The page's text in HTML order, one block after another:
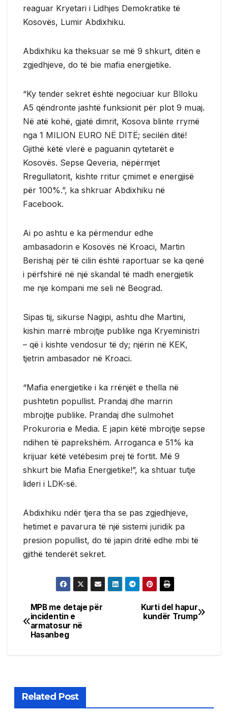
reaguar Kryetari i Lidhjes Demokratike të
Kosovës, Lumir Abdixhiku.
Abdixhiku ka theksuar se më 9 shkurt, ditën e
zgjedhjeve, do të bie mafia energjetike.
“Ky tender sekret është negociuar kur Blloku
A5 qëndronte jashtë funksionit për plot 9 muaj.
Në atë kohë, gjatë dimrit, Kosova blinte rrymë
nga 1 MILION EURO NË DITË; secilën ditë!
Gjithë këtë vlerë e paguanin qytetarët e
Kosovës. Sepse Qeveria, nëpërmjet
Rregullatorit, kishte rritur çmimet e energjisë
për 100%.”, ka shkruar Abdixhiku në
Facebook.
Ai po ashtu e ka përmendur edhe
ambasadorin e Kosovës në Kroaci, Martin
Berishaj për të cilin është raportuar se ka qenë
i përfshirë në një skandal të madh energjetik
me nje kompani me seli në Beograd.
Sipas tij, sikurse Nagipi, ashtu dhe Martini,
kishin marrë mbrojtje publike nga Kryeministri
– që i kishte vendosur të dy; njërin në KEK,
tjetrin ambasador në Kroaci.
“Mafia energjetike i ka rrënjët e thella në
pushtetin popullist. Prandaj dhe marrin
mbrojtje publike. Prandaj dhe sulmohet
Prokuroria e Media. E japin këtë mbrojtje sepse
ndihen të paprekshëm. Arroganca e 51% ka
krijuar këtë vetëbesim prej të fortit. Më 9
shkurt bie Mafia Energjetike!”, ka shtuar tutje
lideri i LDK-së.
Abdixhiku ndër tjera tha se pas zgjedhjeve,
hetimet e pavarura të një sistemi juridik pa
presion popullist, do të japin dritë edhe mbi të
gjithë tenderët sekret.
Post
navigation
Kurti del hapur
kundër Trump
MPB me detaje për
incidentin e
armatosur në
Hasanbeg
Related Post